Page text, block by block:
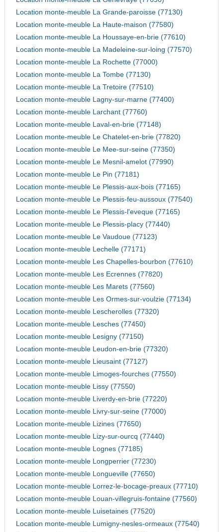
Location monte-meuble La Grande-paroisse (77130)
Location monte-meuble La Haute-maison (77580)
Location monte-meuble La Houssaye-en-brie (77610)
Location monte-meuble La Madeleine-sur-loing (77570)
Location monte-meuble La Rochette (77000)
Location monte-meuble La Tombe (77130)
Location monte-meuble La Tretoire (77510)
Location monte-meuble Lagny-sur-marne (77400)
Location monte-meuble Larchant (77760)
Location monte-meuble Laval-en-brie (77148)
Location monte-meuble Le Chatelet-en-brie (77820)
Location monte-meuble Le Mee-sur-seine (77350)
Location monte-meuble Le Mesnil-amelot (77990)
Location monte-meuble Le Pin (77181)
Location monte-meuble Le Plessis-aux-bois (77165)
Location monte-meuble Le Plessis-feu-aussoux (77540)
Location monte-meuble Le Plessis-l'eveque (77165)
Location monte-meuble Le Plessis-placy (77440)
Location monte-meuble Le Vaudoue (77123)
Location monte-meuble Lechelle (77171)
Location monte-meuble Les Chapelles-bourbon (77610)
Location monte-meuble Les Ecrennes (77820)
Location monte-meuble Les Marets (77560)
Location monte-meuble Les Ormes-sur-voulzie (77134)
Location monte-meuble Lescherolles (77320)
Location monte-meuble Lesches (77450)
Location monte-meuble Lesigny (77150)
Location monte-meuble Leudon-en-brie (77320)
Location monte-meuble Lieusaint (77127)
Location monte-meuble Limoges-fourches (77550)
Location monte-meuble Lissy (77550)
Location monte-meuble Liverdy-en-brie (77220)
Location monte-meuble Livry-sur-seine (77000)
Location monte-meuble Lizines (77650)
Location monte-meuble Lizy-sur-ourcq (77440)
Location monte-meuble Lognes (77185)
Location monte-meuble Longperrier (77230)
Location monte-meuble Longueville (77650)
Location monte-meuble Lorrez-le-bocage-preaux (77710)
Location monte-meuble Louan-villegruis-fontaine (77560)
Location monte-meuble Luisetaines (77520)
Location monte-meuble Lumigny-nesles-ormeaux (77540)